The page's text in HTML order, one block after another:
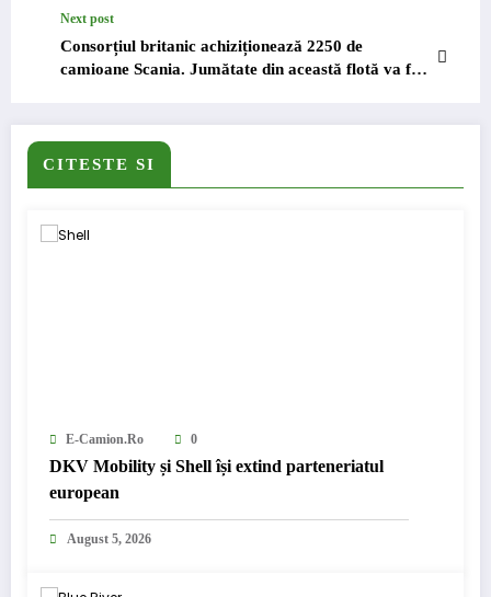
Next post
Consorțiul britanic achiziționează 2250 de
camioane Scania. Jumătate din această flotă va fi
CITESTE SI
E-Camion.ro 0
DKV Mobility și Shell își extind parteneriatul
european
August 5, 2026